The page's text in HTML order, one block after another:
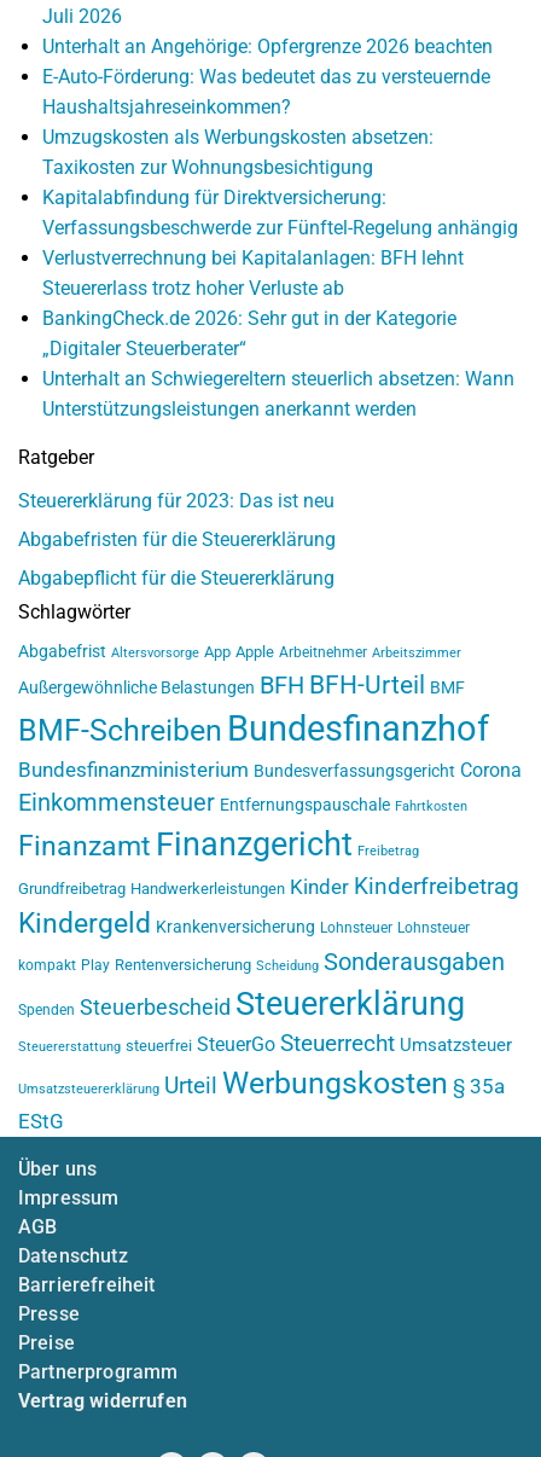
Juli 2026
Unterhalt an Angehörige: Opfergrenze 2026 beachten
E-Auto-Förderung: Was bedeutet das zu versteuernde
Haushaltsjahreseinkommen?
Umzugskosten als Werbungskosten absetzen:
Taxikosten zur Wohnungsbesichtigung
Kapitalabfindung für Direktversicherung:
Verfassungsbeschwerde zur Fünftel-Regelung anhängig
Verlustverrechnung bei Kapitalanlagen: BFH lehnt
Steuererlass trotz hoher Verluste ab
BankingCheck.de 2026: Sehr gut in der Kategorie
„Digitaler Steuerberater“
Unterhalt an Schwiegereltern steuerlich absetzen: Wann
Unterstützungsleistungen anerkannt werden
Ratgeber
Steuererklärung für 2023: Das ist neu
Abgabefristen für die Steuererklärung
Abgabepflicht für die Steuererklärung
Schlagwörter
Abgabefrist Altersvorsorge App Apple Arbeitnehmer Arbeitszimmer
Außergewöhnliche Belastungen BFH BFH-Urteil BMF
BMF-Schreiben Bundesfinanzhof
Bundesfinanzministerium Bundesverfassungsgericht Corona
Einkommensteuer Entfernungspauschale Fahrtkosten
Finanzamt Finanzgericht Freibetrag
Grundfreibetrag Handwerkerleistungen Kinder Kinderfreibetrag
Kindergeld Krankenversicherung Lohnsteuer Lohnsteuer
kompakt Play Rentenversicherung Scheidung Sonderausgaben
Spenden Steuerbescheid Steuererklärung
Steuererstattung steuerfrei SteuerGo Steuerrecht Umsatzsteuer
Umsatzsteuererklärung Urteil Werbungskosten § 35a
EStG
Über uns
Impressum
AGB
Datenschutz
Barrierefreiheit
Presse
Preise
Partnerprogramm
Vertrag widerrufen